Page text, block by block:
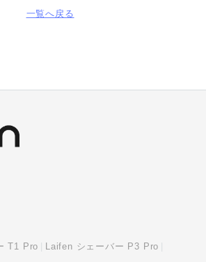
一覧へ戻る
T1 Pro Laifen シェーバー P3 Pro